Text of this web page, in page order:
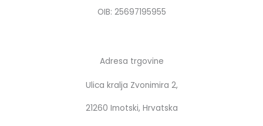
OIB: 25697195955
Adresa trgovine
Ulica kralja Zvonimira 2,
21260 Imotski, Hrvatska